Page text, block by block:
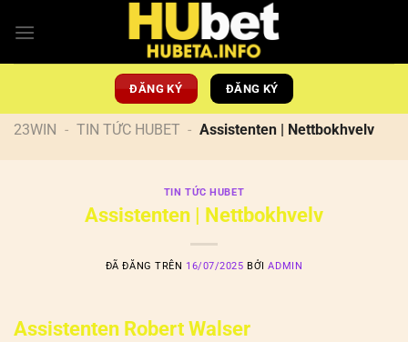
đến
ĐĂNG KÝ ĐĂNG KÝ
23WIN - TIN TỨC HUBET - Assistenten | Nettbokhvelv
TIN TỨC HUBET
Assistenten | Nettbokhvelv
ĐÃ ĐĂNG TRÊN 16/07/2025 BỞIADMIN
Assistenten Robert Walser